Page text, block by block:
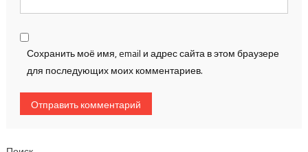
Сохранить моё имя, email и адрес сайта в этом браузере
для последующих моих комментариев.